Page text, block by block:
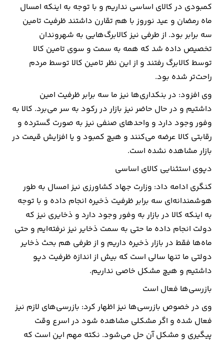
عمومی
نوتیف
شناور
کمبودی در کالای اساسی نداریم و با توجه به اینکه امسال
ماه رمضان و عید نوروز با هم تقارن داشتند ظرفیت تامین
سه برابر بود. از طرفی نیز کالابرگ‌هایی به شهروندان
تخصیص داده شد که همه به سمت و سوی تامین کالا
توسط کالابرگ رفتند و از این نظر تامین کالا توسط مردم
راحت‌تر شده بود.
وی افزود: در بنکداری‌ها نیز ما سه برابر ظرفیت امین
داشتیم و در حال حاضر نیز بازار در رکود به سر می‌برد. کالا به
وفور وجود دارد و واحدهای صنفی نیز به صورت گسترده و
رقابتی کالا عرضه می‌کنند و هیچ کمبود و یا افزایش قیمت در
بازار مشاهده نشده است.
دپوی استثنایی کالای اساسی
کنگری ادامه داد: وزارت جهاد کشاورزی نیز امسال به طور
هوشمندانه‌ای سه برابر ظرفیت ذخیره انجام داده و با توجه
به اینکه کالا در بازار به وفور وجود دارد و ذخایری نیز که
دولت انجام داده ما حتی به سمت ذخایر نیز نرفته‌ایم و حتی
ماه‌ها فقط در بازار ذخیره داریم و از طرفی هم بحث ذخایر
دولتی ما تنها سالی است که بیش از اندازه ظرفیت دپو
داشتیم و هیچ مشکل خاصی نداریم.
بازرسی‌ها فعال است
وی در خصوص بازرسی‌ها نیز اظهار کرد: بازرسی‌های لازم نیز
فعال شده و اگر مشکلی مشاهده شود در اسرع وقت
پیگیری و مشکل آن حل می‌شود. نکته مهم این است که